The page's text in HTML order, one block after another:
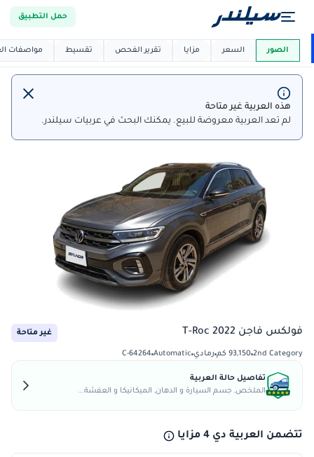
حمل التطبيق
العربية دي ماركت
هذه العربية غير متاحة
لم تعد العربية معروضة للبيع. يمكنك البحث في عربيات سيلندر.
فولكس فاجن T-Roc 2022 غير متاحة
2nd Category 93,150 كم رمادي Automatic
C-64264
تفاصيل حالة العربية
الملخص, جسم السيارة و الدهان, الميكانيكا و العفشة...
تتضمن العربية دي 4 مزايا
الصور السعر مزايا تقرير الفحص تقسيط مواصفات